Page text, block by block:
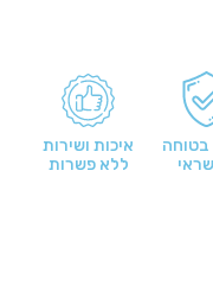
בטוחה
איכות ושירות
ללא פשרות